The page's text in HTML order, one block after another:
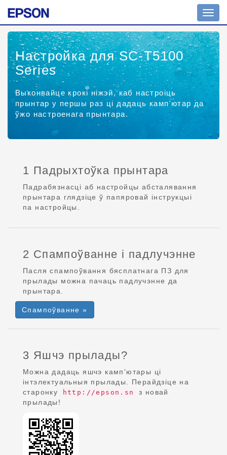
Настройка для SC-T5100
Series
Выконвайце крокі ніжэй, каб настроіць
прынтар у першы раз ці дадаць камп'ютар да
ўжо настроенага прынтара.
1 Падрыхтоўка прынтара
Падрабязнасці аб настройцы абсталявання
прынтара глядзіце ў папяровай інструкцыі
па настройцы.
2 Спампоўванне і падлучэнне
Пасля спампоўвання бясплатнага ПЗ для
прылады можна пачаць падлучэнне да
прынтара.
Спампоўванне »
3 Яшчэ прылады?
Можна дадаць яшчэ камп'ютары ці
інтэлектуальныя прылады. Перайдзіце на
старонку
http://epson.sn
з новай
прылады!